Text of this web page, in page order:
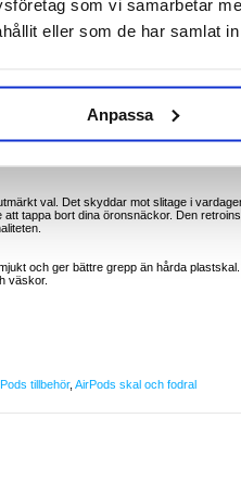
som vi samarbetar
eller som de har samlat
Anpassa
risken för att tappa bort det
val. Det skyddar mot slitage i
tappa bort dina öronsnäckor. Den
och ger bättre grepp än hårda
väskor.
tillbehör, AirPods skal och fodral